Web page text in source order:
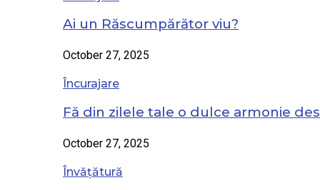
Ai un Răscumpărător viu?
October 27, 2025
Încurajare
Fă din zilele tale o dulce armonie
October 27, 2025
Învățătură